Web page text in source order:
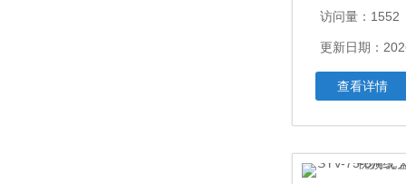
访问量：1552
更新日期：
查看详情